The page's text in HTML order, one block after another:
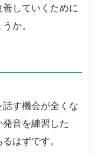
していくために
か。
す機会が全くな
音を練習した
はずです。